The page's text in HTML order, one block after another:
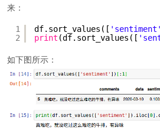
来：
1
2
df.sort_values([ 'sentiment'
print (df.sort_values([
如下图所示：